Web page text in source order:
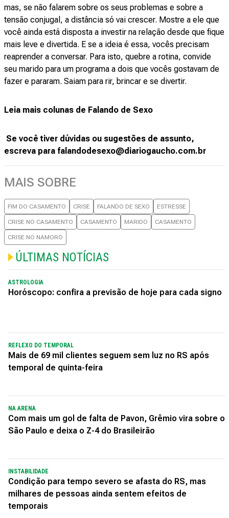
mas, se não falarem sobre os seus problemas e sobre a
tensão conjugal, a distância só vai crescer. Mostre a ele que
você ainda está disposta a investir na relação desde que fique
mais leve e divertida. E se a ideia é essa, vocês precisam
reaprender a conversar. Para isto, quebre a rotina, convide
seu marido para um programa a dois que vocês gostavam de
fazer e pararam. Saiam para rir, brincar e se divertir.
Leia mais colunas de Falando de Sexo
Se você tiver dúvidas ou sugestões de assunto,
escreva para falandodesexo@diariogaucho.com.br
MAIS SOBRE
FIM DO CASAMENTO CRISE FALANDO DE SEXO ESTRESSE
CRISE NO CASAMENTO CASAMENTO MARIDO CASAMENTO
CRISE NO NAMORO
ÚLTIMAS NOTÍCIAS
ASTROLOGIA
Horóscopo: confira a previsão de hoje para cada signo
REFLEXO DO TEMPORAL
Mais de 69 mil clientes seguem sem luz no RS após
temporal de quinta-feira
NA ARENA
Com mais um gol de falta de Pavon, Grêmio vira sobre o
São Paulo e deixa o Z-4 do Brasileirão
INSTABILIDADE
Condição para tempo severo se afasta do RS, mas
milhares de pessoas ainda sentem efeitos de
temporais